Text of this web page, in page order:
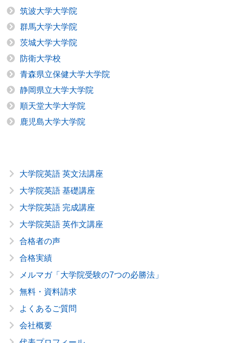
筑波大学大学院
群馬大学大学院
茨城大学大学院
防衛大学校
青森県立保健大学大学院
静岡県立大学大学院
順天堂大学大学院
鹿児島大学大学院
大学院英語 英文法講座
大学院英語 基礎講座
大学院英語 完成講座
大学院英語 英作文講座
合格者の声
合格実績
メルマガ「大学院受験の7つの必勝法」
無料・資料請求
よくあるご質問
会社概要